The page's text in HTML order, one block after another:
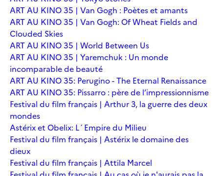
ART AU KINO 35 | Van Gogh : Poètes et amants
ART AU KINO 35 | Van Gogh: Of Wheat Fields and
Clouded Skies
ART AU KINO 35 | World Between Us
ART AU KINO 35 | Yaremchuk : Un monde
incomparable de beauté
ART AU KINO 35: Perugino - The Eternal Renaissance
ART AU KINO 35: Pissarro : père de l’impressionnisme
Festival du film français | Arthur 3, la guerre des deux
mondes
Astérix et Obelix: L´Empire du Milieu
Festival du film français | Astérix le domaine des
dieux
Festival du film français | Attila Marcel